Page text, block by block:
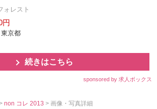
ォレスト
円
京都
続きはこちら
sponsored by 求人ボックス
non コレ 2013> 画像・写真詳細